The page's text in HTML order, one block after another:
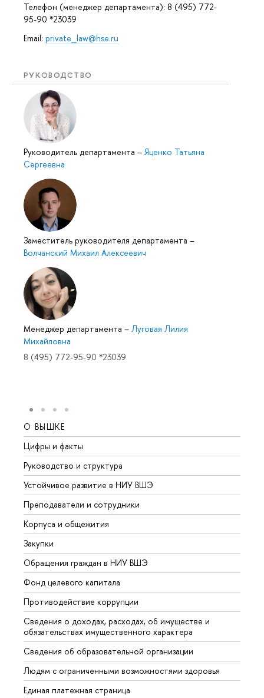
Телефон (менеджер департамента): 8 (495) 772-
95-90 *23039
Email: private_law@hse.ru
РУКОВОДСТВО
Руководитель департамента – Яценко Татьяна
Сергеевна
Заместитель руководителя департамента –
Волчанский Михаил Алексеевич
Менеджер департамента – Луговая Лилия
Михайловна
8 (495) 772-95-90 *23039
О ВЫШКЕ
Цифры и факты
Руководство и структура
Устойчивое развитие в НИУ ВШЭ
Преподаватели и сотрудники
Корпуса и общежития
Закупки
Обращения граждан в НИУ ВШЭ
Фонд целевого капитала
Противодействие коррупции
Сведения о доходах, расходах, об имуществе и
обязательствах имущественного характера
Сведения об образовательной организации
Людям с ограниченными возможностями здоровья
Единая платежная страница